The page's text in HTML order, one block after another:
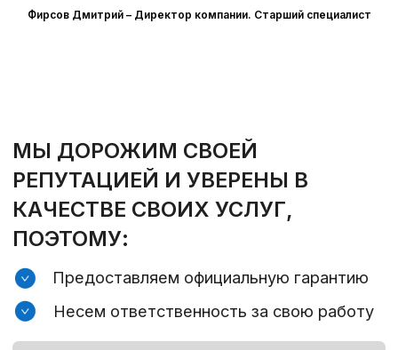
Фирсов Дмитрий – Директор компании. Cтарший специалист